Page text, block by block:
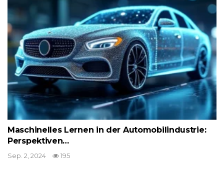
Maschinelles Lernen in der Automobilindustrie:
Perspektiven…
Sep. 2, 2024 195